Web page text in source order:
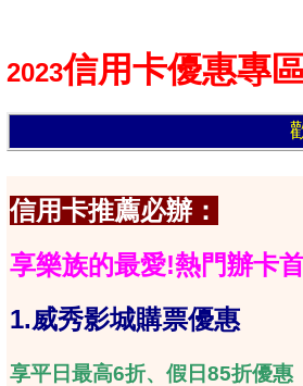
2023信用卡優惠專
歡迎線上
信用卡推薦必辦：
享樂族的最愛!熱門辦卡
1.威秀影城購票優惠
享平日最高6折、假日85折優惠